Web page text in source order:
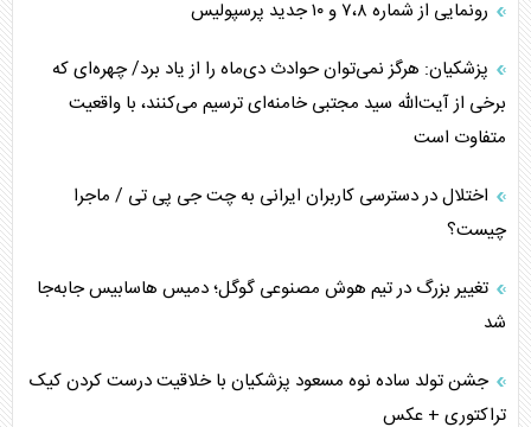
رونمایی از شماره ۷،۸ و ۱۰ جدید پرسپولیس
پزشکیان: هرگز نمی‌توان حوادث دی‌ماه را از یاد برد/ چهره‌ای که
برخی از آیت‌الله سید مجتبی خامنه‌ای ترسیم می‌کنند، با واقعیت
متفاوت است
اختلال در دسترسی کاربران ایرانی به چت جی پی تی / ماجرا
چیست؟
تغییر بزرگ در تیم هوش مصنوعی گوگل؛ دمیس هاسابیس جابه‌جا
شد
جشن تولد ساده نوه مسعود پزشکیان با خلاقیت درست کردن کیک
تراکتوری + عکس